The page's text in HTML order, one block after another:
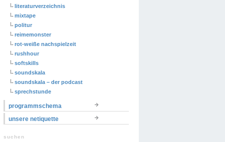
literaturverzeichnis
mixtape
politur
reimemonster
rot-weiße nachspielzeit
rushhour
softskills
soundskala
soundskala – der podcast
sprechstunde
programmschema
unsere netiquette
suchen